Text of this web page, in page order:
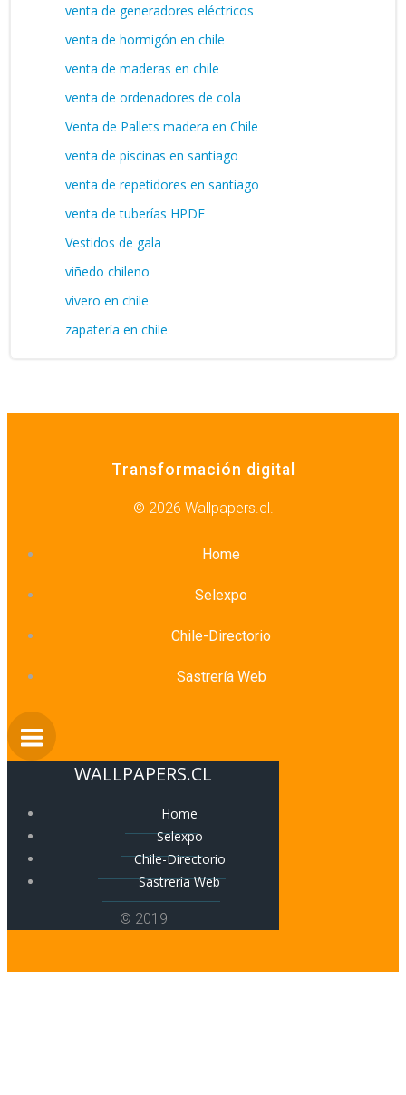
venta de generadores eléctricos
venta de hormigón en chile
venta de maderas en chile
venta de ordenadores de cola
Venta de Pallets madera en Chile
venta de piscinas en santiago
venta de repetidores en santiago
venta de tuberías HPDE
Vestidos de gala
viñedo chileno
vivero en chile
zapatería en chile
Transformación digital
© 2026 Wallpapers.cl.
Home
Selexpo
Chile-Directorio
Sastrería Web
WALLPAPERS.CL
Home
Selexpo
Chile-Directorio
Sastrería Web
© 2019